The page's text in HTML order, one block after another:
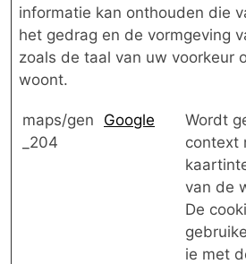
informatie kan onthouden die
het gedrag en de vormgeving
zoals de taal van uw voorkeur
woont.
maps/gen
_204
Google
Wordt
context
van de
De
ie met